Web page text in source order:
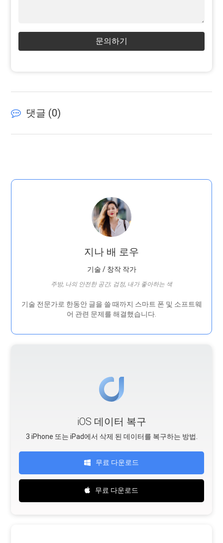
문의하기
댓글 (0)
지나 배 로우
기술 / 창작 작가
주방, 나의 안전한 공간; 검정, 내가 좋아하는 색
기술 전문가로 한동안 글을 쓸 때까지 스마트 폰 및 소프트웨
어 관련 문제를 해결했습니다.
iOS 데이터 복구
3 iPhone 또는 iPad에서 삭제 된 데이터를 복구하는 방법.
무료 다운로드
무료 다운로드